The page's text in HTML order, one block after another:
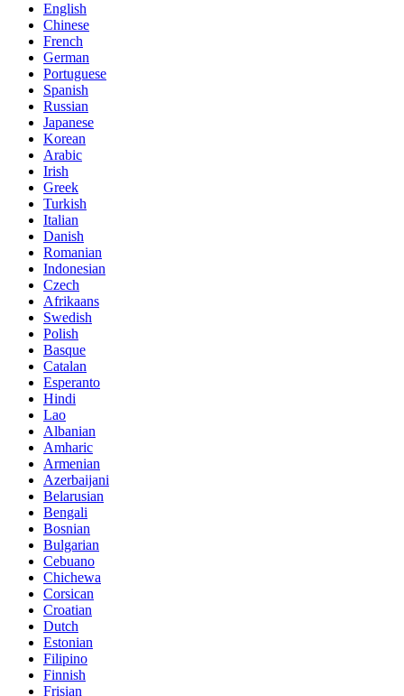
English
Chinese
French
German
Portuguese
Spanish
Russian
Japanese
Korean
Arabic
Irish
Greek
Turkish
Italian
Danish
Romanian
Indonesian
Czech
Afrikaans
Swedish
Polish
Basque
Catalan
Esperanto
Hindi
Lao
Albanian
Amharic
Armenian
Azerbaijani
Belarusian
Bengali
Bosnian
Bulgarian
Cebuano
Chichewa
Corsican
Croatian
Dutch
Estonian
Filipino
Finnish
Frisian